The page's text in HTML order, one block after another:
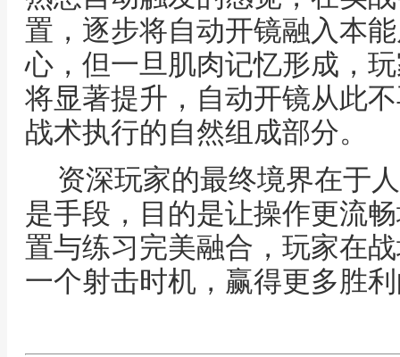
置，逐步将自动开镜融入本
心，但一旦肌肉记忆形成，
将显著提升，自动开镜从此
战术执行的自然组成部分。
资深玩家的最终境界在于
是手段，目的是让操作更流
置与练习完美融合，玩家在
一个射击时机，赢得更多胜